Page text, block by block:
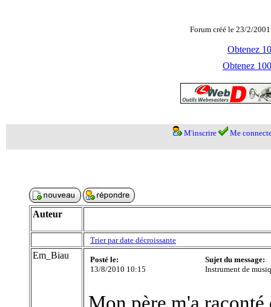
Forum créé le 23/2/
Obtenez
Obtenez
M'inscrire Me
Auteur
Trier par date décroissante
Em_Biau
Posté le:
13/8/2010 10:15
Sujet du message:
Instrument de